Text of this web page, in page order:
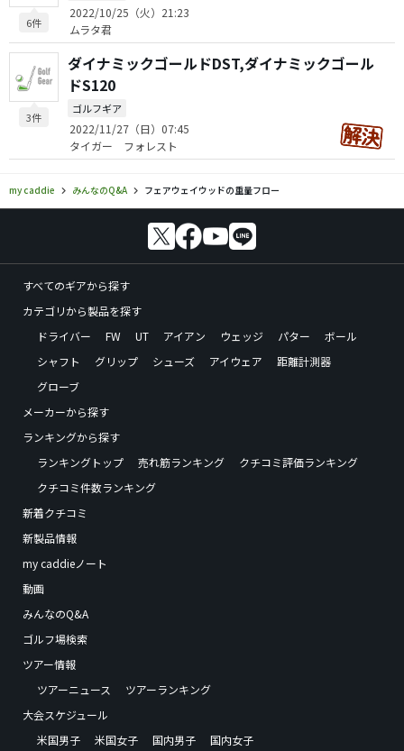
6件
2022/10/25（火）21:23
ムラタ君
3件
ダイナミックゴールドDST,ダイナミックゴール
ドS120
ゴルフギア
2022/11/27（日）07:45
タイガー フォレスト
my caddie みんなのQ&A フェアウェイウッドの重量フロー
すべてのギアから探す
カテゴリから製品を探す
ドライバー
FW UT アイアン ウェッジ パター
ボール
シャフト
グリップ シューズ アイウェア
距離計測器
グローブ
メーカーから探す
ランキングから探す
ランキングトップ
売れ筋ランキング
クチコミ評価ランキング
クチコミ件数ランキング
新着クチコミ
新製品情報
my caddieノート
動画
みんなのQ&A
ゴルフ場検索
ツアー情報
ツアーニュース
ツアーランキング
大会スケジュール
米国男子
米国女子 国内男子
国内女子